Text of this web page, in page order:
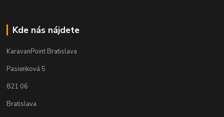
Kde nás nájdete
KaravanPoint Bratislava
Pasienková 5
821 06
Bratislava